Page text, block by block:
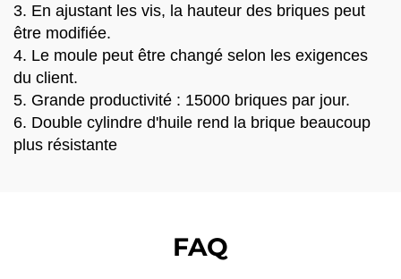
3. En ajustant les vis, la hauteur des briques peut
être modifiée.
4. Le moule peut être changé selon les exigences
du client.
5. Grande productivité : 15000 briques par jour.
6. Double cylindre d'huile rend la brique beaucoup
plus résistante
FAQ